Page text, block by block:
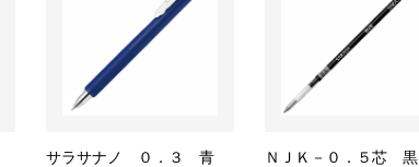
サラサナノ ０．３ 青 ＮＪＫ－０．５芯 黒